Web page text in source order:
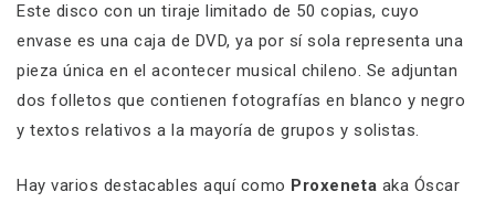
Este disco con un tiraje limitado de 50 copias, cuyo
envase es una caja de DVD, ya por sí sola representa una
pieza única en el acontecer musical chileno. Se adjuntan
dos folletos que contienen fotografías en blanco y negro
y textos relativos a la mayoría de grupos y solistas.
Hay varios destacables aquí como Proxeneta aka Óscar